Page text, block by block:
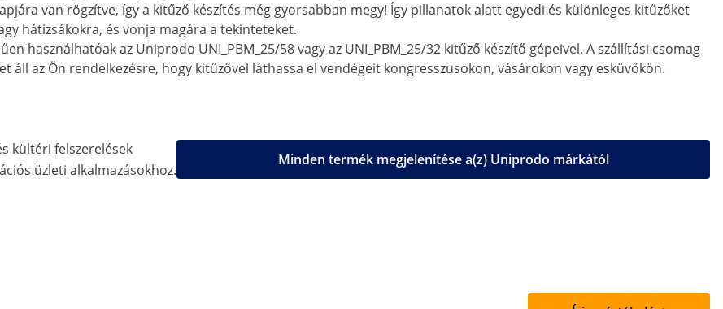
van rögzítve, így a kitűző készítés még gyorsabban megy! Így pillanatok alatt egyedi és különleges kitűzőket
hátizsákokra, és vonja magára a tekinteteket.
használhatóak az Uniprodo UNI_PBM_25/58 vagy az UNI_PBM_25/32 kitűző készítő gépeivel. A szállítási csomag
áll az Ön rendelkezésre, hogy kitűzővel láthassa el vendégeit kongresszusokon, vásárokon vagy esküvőkön.
kültéri felszerelések
üzleti alkalmazásokhoz.
Minden termék megjelenítése a(z) Uniprodo márkától